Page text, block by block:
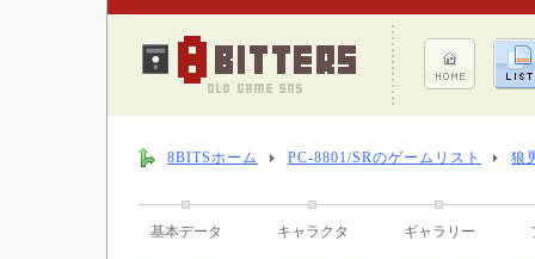
8BITSホーム PC-8801/SRのゲームリスト 狼
基本データ キャラクタ ギャラリー